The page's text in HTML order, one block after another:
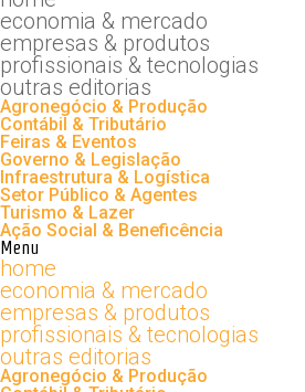
economia & mercado
empresas & produtos
profissionais & tecnologias
outras editorias
Agronegócio & Produção
Contábil & Tributário
Feiras & Eventos
Governo & Legislação
Infraestrutura & Logística
Setor Público & Agentes
Turismo & Lazer
Ação Social & Beneficência
Menu
home
economia & mercado
empresas & produtos
profissionais & tecnologias
outras editorias
Agronegócio & Produção